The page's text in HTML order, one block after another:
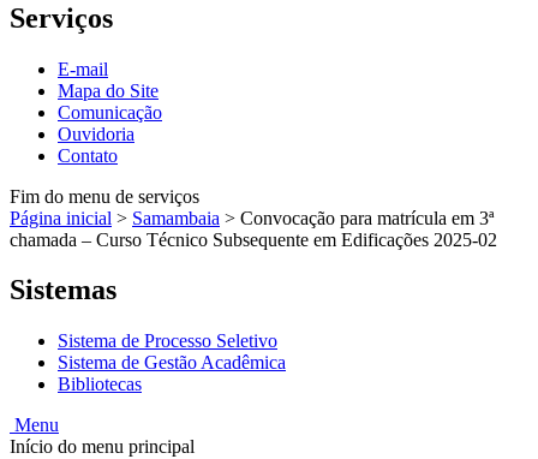
Serviços
E-mail
Mapa do Site
Comunicação
Ouvidoria
Contato
Fim do menu de serviços
Página inicial > Samambaia > Convocação para matrícula em 3ª
chamada – Curso Técnico Subsequente em Edificações 2025-02
Sistemas
Sistema de Processo Seletivo
Sistema de Gestão Acadêmica
Bibliotecas
Menu
Início do menu principal